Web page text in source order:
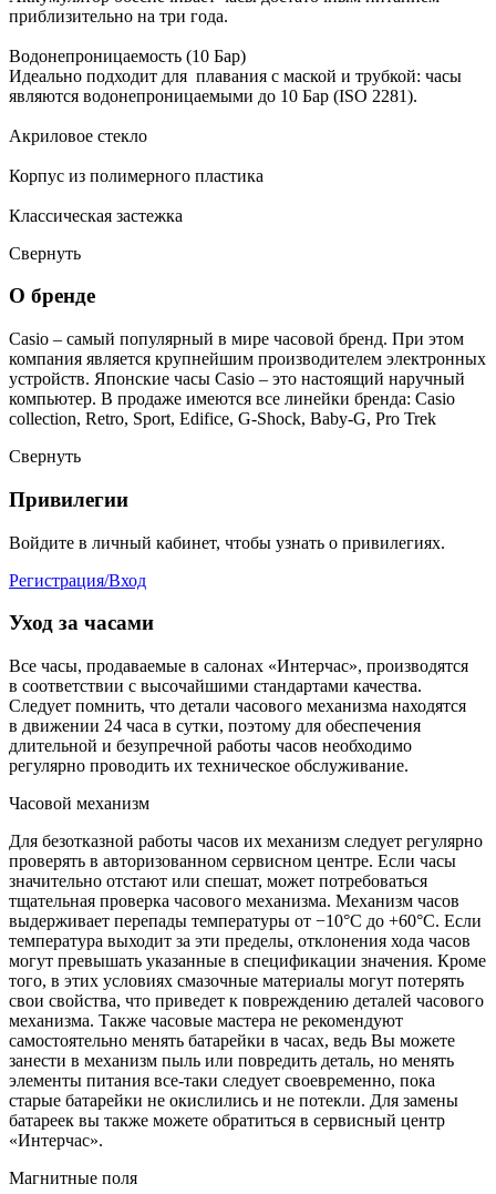
приблизительно на три года.
Водонепроницаемость (10 Бар)
Идеально подходит для плавания с маской и трубкой: часы
являются водонепроницаемыми до 10 Бар (ISO 2281).
Акриловое стекло
Корпус из полимерного пластика
Классическая застежка
Свернуть
О бренде
Casio – самый популярный в мире часовой бренд. При этом
компания является крупнейшим производителем электронных
устройств. Японские часы Casio – это настоящий наручный
компьютер. В продаже имеются все линейки бренда: Casio
collection, Retro, Sport, Edifice, G-Shock, Baby-G, Pro Trek
Свернуть
Привилегии
Войдите в личный кабинет, чтобы узнать о привилегиях.
Регистрация/Вход
Уход за часами
Все часы, продаваемые в салонах «Интерчас», производятся
в соответствии с высочайшими стандартами качества.
Следует помнить, что детали часового механизма находятся
в движении 24 часа в сутки, поэтому для обеспечения
длительной и безупречной работы часов необходимо
регулярно проводить их техническое обслуживание.
Часовой механизм
Для безотказной работы часов их механизм следует регулярно
проверять в авторизованном сервисном центре. Если часы
значительно отстают или спешат, может потребоваться
тщательная проверка часового механизма. Механизм часов
выдерживает перепады температуры от −10°C до +60°C. Если
температура выходит за эти пределы, отклонения хода часов
могут превышать указанные в спецификации значения. Кроме
того, в этих условиях смазочные материалы могут потерять
свои свойства, что приведет к повреждению деталей часового
механизма. Также часовые мастера не рекомендуют
самостоятельно менять батарейки в часах, ведь Вы можете
занести в механизм пыль или повредить деталь, но менять
элементы питания все-таки следует своевременно, пока
старые батарейки не окислились и не потекли. Для замены
батареек вы также можете обратиться в сервисный центр
«Интерчас».
Магнитные поля